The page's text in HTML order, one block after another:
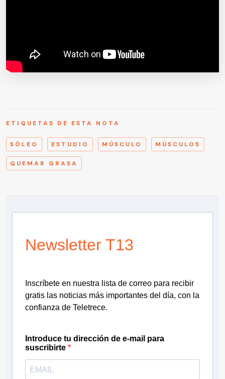
ETIQUETAS DE ESTA NOTA
SÓLEO ESTUDIO MÚSCULO MÚSCULOS
QUEMAR GRASA
Newsletter T13
Inscríbete en nuestra lista de correo para recibir
gratis las noticias más importantes del día, con la
confianza de Teletrece.
Introduce tu dirección de e-mail para
suscribirte